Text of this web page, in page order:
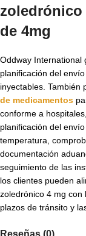
zoledrónico
de 4mg
Oddway International
planificación del
inyectables. También
de medicamentos
conforme a
planificación del
temperatura,
documentación
seguimiento de las
los clientes pueden
zoledrónico 4 mg con
plazos de tránsito y